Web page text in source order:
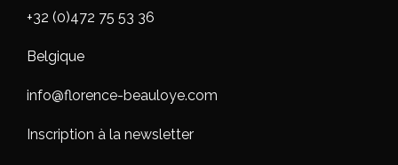
+32 (0)472 75 53 36
Belgique
info@florence-beauloye.com
Inscription à la newsletter